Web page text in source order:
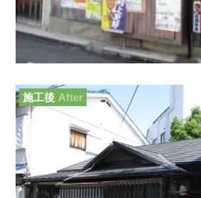
施工後 After